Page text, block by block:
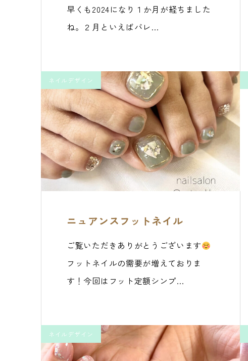
早くも2024になり１か月が経ちました
ね。２月といえばバレ…
ネイルデザイン
ニュアンスフットネイル
ご覧いただきありがとうございます
フットネイルの需要が増えておりま
す！今回はフット定額シンプ…
ネイルデザイン